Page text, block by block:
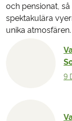
och pensionat,
spektakulära
unika atmosfären.
9